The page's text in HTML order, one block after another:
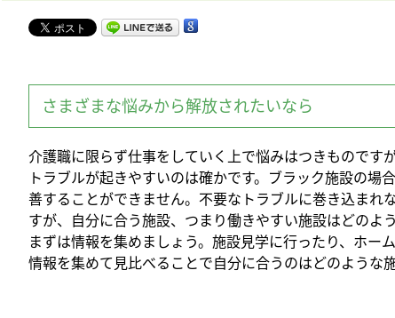
さまざまな悩みから解放されたいなら
介護職に限らず仕事をしていく上で悩みはつきものです
トラブルが起きやすいのは確かです。ブラック施設の場
善することができません。不要なトラブルに巻き込まれ
すが、自分に合う施設、つまり働きやすい施設はどのよ
まずは情報を集めましょう。施設見学に行ったり、ホー
情報を集めて見比べることで自分に合うのはどのような